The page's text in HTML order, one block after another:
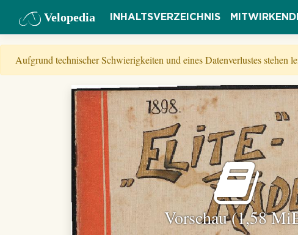
Velopedia INHALTSVERZEICHNIS
Aufgrund technischer Schwierigkeiten und eines Datenverlustes
Vorschau (1,58